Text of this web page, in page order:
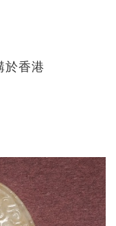
於香港